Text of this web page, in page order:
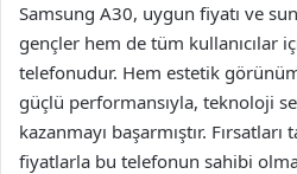
Samsung A30, uygun fiyatı ve
gençler hem de tüm kullanıcılar
telefonudur. Hem estetik
güçlü performansıyla, teknoloji
kazanmayı başarmıştır.
fiyatlarla bu telefonun sahibi